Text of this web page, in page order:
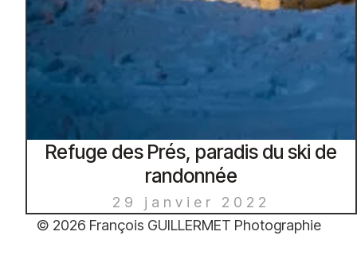
Refuge des Prés, paradis du ski de
randonnée
29 janvier 2022
© 2026 François GUILLERMET Photographie